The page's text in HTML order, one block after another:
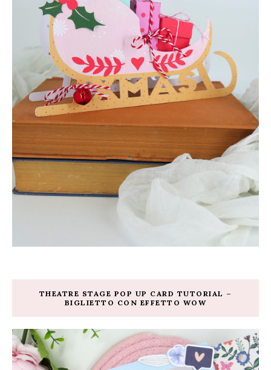
THEATRE STAGE POP UP CARD TUTORIAL –
BIGLIETTO CON EFFETTO WOW